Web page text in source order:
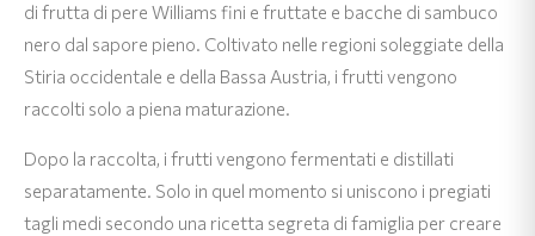
di frutta di pere Williams fini e fruttate e bacche di sambuco
nero dal sapore pieno. Coltivato nelle regioni soleggiate della
Stiria occidentale e della Bassa Austria, i frutti vengono
raccolti solo a piena maturazione.
Dopo la raccolta, i frutti vengono fermentati e distillati
separatamente. Solo in quel momento si uniscono i pregiati
tagli medi secondo una ricetta segreta di famiglia per creare